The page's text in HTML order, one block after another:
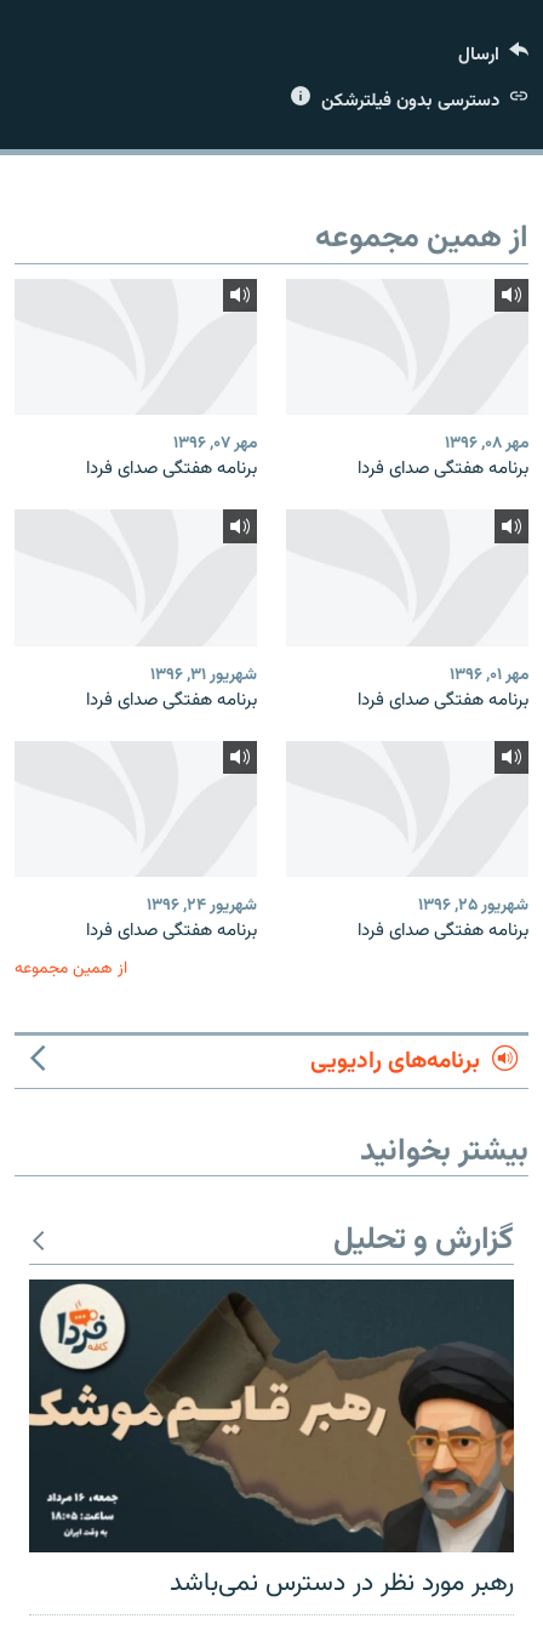
زبان‌های دیگر
ارسال
دسترسی بدون فیلترشکن
از همین مجموعه
مهر ۰۸, ۱۳۹۶
برنامه هفتگی صدای فردا
مهر ۰۷, ۱۳۹۶
برنامه هفتگی صدای فردا
مهر ۰۱, ۱۳۹۶
برنامه هفتگی صدای فردا
شهریور ۳۱, ۱۳۹۶
برنامه هفتگی صدای فردا
شهریور ۲۵, ۱۳۹۶
برنامه هفتگی صدای فردا
شهریور ۲۴, ۱۳۹۶
برنامه هفتگی صدای فردا
از همین مجموعه
برنامه‌های رادیویی
بیشتر بخوانید
گزارش و تحلیل
رهبر مورد نظر در دسترس نمی‌باشد